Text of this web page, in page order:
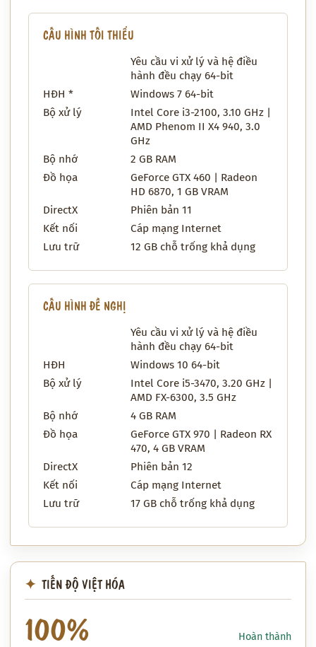
CẤU HÌNH TỐI THIỂU
Yêu cầu vi xử lý và hệ điều
hành đều chạy 64-bit
HĐH *
Windows 7 64-bit
Bộ xử lý
Intel Core i3-2100, 3.10 GHz |
AMD Phenom II X4 940, 3.0
GHz
Bộ nhớ
2 GB RAM
Đồ họa
GeForce GTX 460 | Radeon
HD 6870, 1 GB VRAM
DirectX
Phiên bản 11
Kết nối
Cáp mạng Internet
Lưu trữ
12 GB chỗ trống khả dụng
CẤU HÌNH ĐỀ NGHỊ
Yêu cầu vi xử lý và hệ điều
hành đều chạy 64-bit
HĐH
Windows 10 64-bit
Bộ xử lý
Intel Core i5-3470, 3.20 GHz |
AMD FX-6300, 3.5 GHz
Bộ nhớ
4 GB RAM
Đồ họa
GeForce GTX 970 | Radeon RX
470, 4 GB VRAM
DirectX
Phiên bản 12
Kết nối
Cáp mạng Internet
Lưu trữ
17 GB chỗ trống khả dụng
TIẾN ĐỘ VIỆT HÓA
100% Hoàn thành